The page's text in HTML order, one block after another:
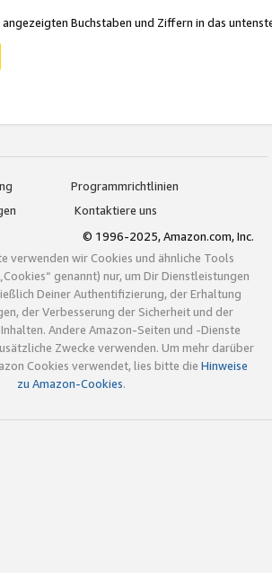
Buchstaben und Ziffern in das
Programmrichtlinien
Kontaktiere uns
© 1996-2025, Amazon.com, Inc.
verwenden wir Cookies und ähnliche Tools
genannt) nur, um Dir Dienstleistungen
Deiner Authentifizierung, der Erhaltung
der Verbesserung der Sicherheit und der
Andere Amazon-Seiten und -Dienste
Zwecke verwenden. Um mehr darüber
Cookies verwendet, lies bitte die Hinweise
zu Amazon-Cookies.